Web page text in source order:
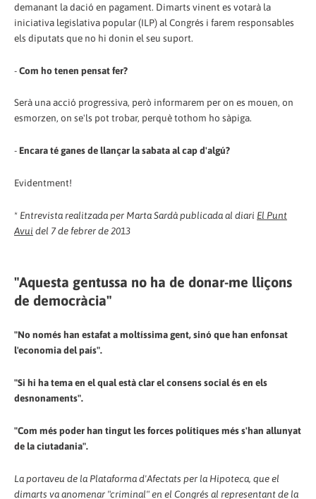
demanant la dació en pagament. Dimarts vinent es votarà la
iniciativa legislativa popular (ILP) al Congrés i farem responsables
els diputats que no hi donin el seu suport.
-Com ho tenen pensat fer?
Serà una acció progressiva, però informarem per on es mouen, on
esmorzen, on se'ls pot trobar, perquè tothom ho sàpiga.
- Encara té ganes de llançar la sabata al cap d'algú?
Evidentment!
* Entrevista realitzada per Marta Sardà publicada al diari El Punt
Avui del 7 de febrer de 2013
"Aquesta gentussa no ha de donar-me lliçons
de democràcia"
"No només han estafat a moltíssima gent, sinó que han enfonsat
l'economia del país".
"Si hi ha tema en el qual està clar el consens social és en els
desnonaments".
"Com més poder han tingut les forces polítiques més s'han allunyat
de la ciutadania".
La portaveu de la Plataforma d'Afectats per la Hipoteca, que el
dimarts va anomenar "criminal" en el Congrés al representant de la